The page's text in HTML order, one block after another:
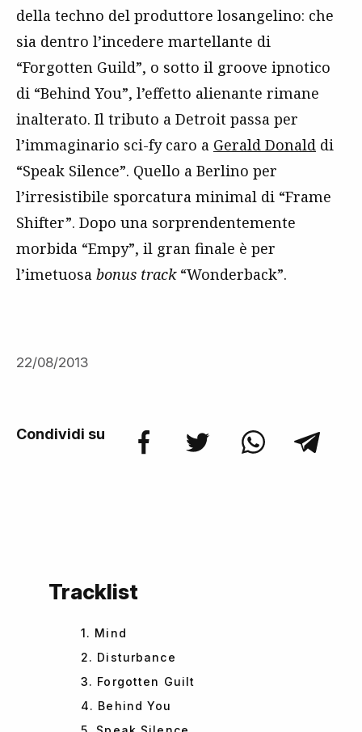
della techno del produttore losangelino: che
sia dentro l’incedere martellante di
“Forgotten Guild”, o sotto il groove ipnotico
di “Behind You”, l’effetto alienante rimane
inalterato. Il tributo a Detroit passa per
l’immaginario sci-fy caro a Gerald Donald di
“Speak Silence”. Quello a Berlino per
l’irresistibile sporcatura minimal di “Frame
Shifter”. Dopo una sorprendentemente
morbida “Empy”, il gran finale è per
l’imetuosa bonus track“Wonderback”.
22/08/2013
Condividi su
Tracklist
1. Mind
2. Disturbance
3. Forgotten Guilt
4. Behind You